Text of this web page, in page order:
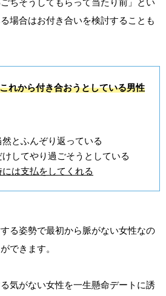
ちそうしてもらって当たり前」とい
場合はお付き合いを検討することも
れから付き合おうとしている男性
とふんぞり返っている
してやり過ごそうとしている
は支払をしてくれる
る姿勢で最初から脈がない女性なの
できます。
気がない女性を一生懸命デートに誘